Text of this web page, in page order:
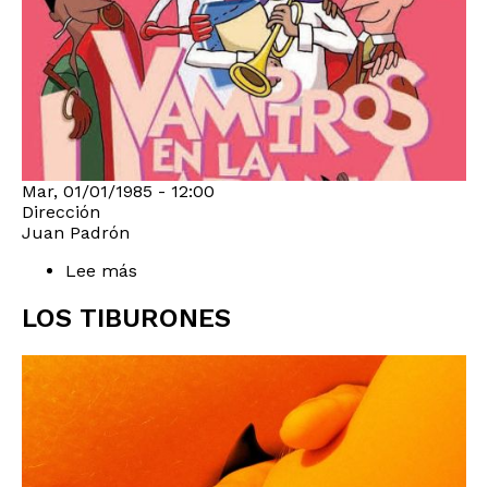
Mar, 01/01/1985 - 12:00
Dirección
Juan Padrón
Lee más
en
La
Habana!
LOS TIBURONES